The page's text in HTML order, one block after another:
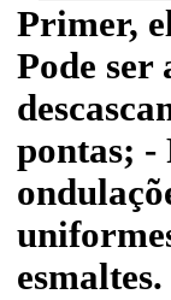
Primer,
Pode ser
pontas; -